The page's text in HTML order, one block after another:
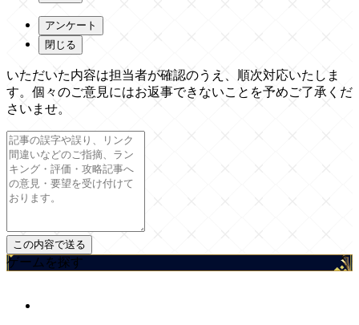
アンケート
閉じる
いただいた内容は担当者が確認のうえ、順次対応いたしま
す。個々のご意見にはお返事できないことを予めご了承くだ
さいませ。
ゲームを探す